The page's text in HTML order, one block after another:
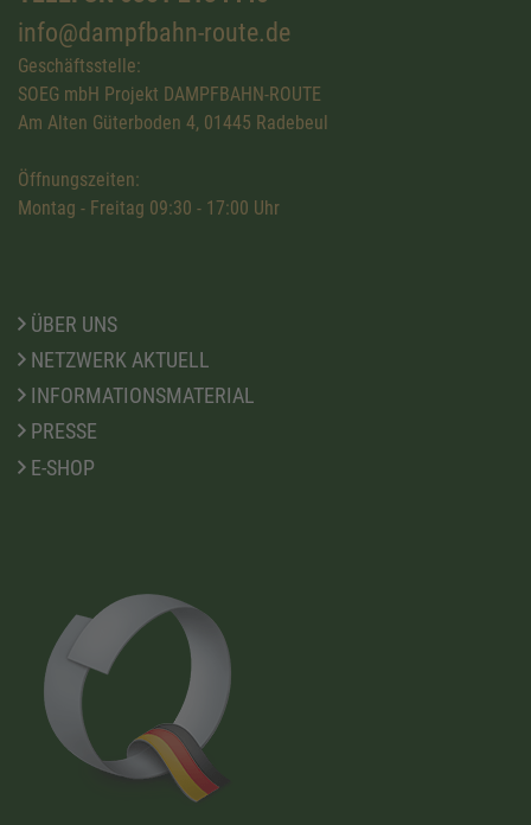
info@dampfbahn-route.de
Geschäftsstelle:
SOEG mbH Projekt DAMPFBAHN-ROUTE
Am Alten Güterboden 4, 01445 Radebeul
Öffnungszeiten:
Montag - Freitag 09:30 - 17:00 Uhr
ÜBER UNS
NETZWERK AKTUELL
INFORMATIONSMATERIAL
PRESSE
E-SHOP